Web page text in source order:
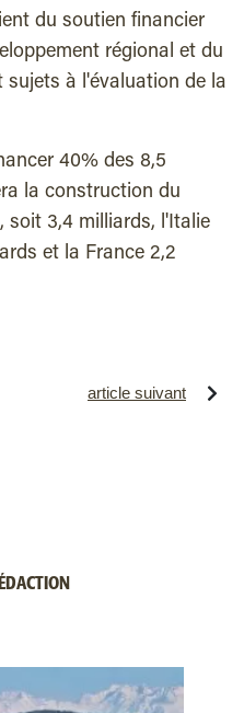
du soutien financier
régional et du
sujets à l'évaluation de la
40% des 8,5
la construction du
soit 3,4 milliards, l'Italie
et la France 2,2
article suivant